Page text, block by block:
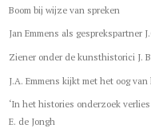
Boom bij wijze van spreken
Jan Emmens als gesprekspartner
Ziener onder de kunsthistorici J.
J.A. Emmens kijkt met het oog
‘In het histories onderzoek
E. de Jongh